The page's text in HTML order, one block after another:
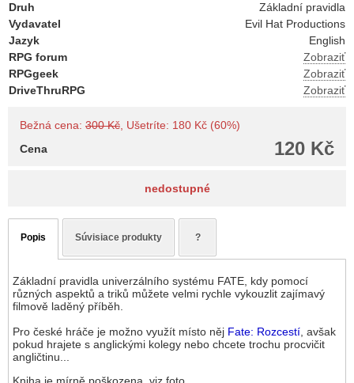
Druh
Základní pravidla
Vydavatel
Evil Hat Productions
Jazyk
English
RPG forum
Zobraziť
RPGgeek
Zobraziť
DriveThruRPG
Zobraziť
Bežná cena: 300 Kč , Ušetríte: 180 Kč (60%)
120 Kč
Cena
nedostupné
Popis Súvisiace produkty ?
Základní pravidla univerzálního systému FATE, kdy pomocí
různých aspektů a triků můžete velmi rychle vykouzlit zajímavý
filmově laděný příběh.
Pro české hráče je možno využít místo něj Fate: Rozcestí , avšak
pokud hrajete s anglickými kolegy nebo chcete trochu procvičit
angličtinu...